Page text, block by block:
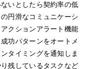
いとしたら契約率の低
円滑なコミュニケーシ
クションアラート機能
功パターンをオートメ
タイミングを通知しま
残しているタスクなど